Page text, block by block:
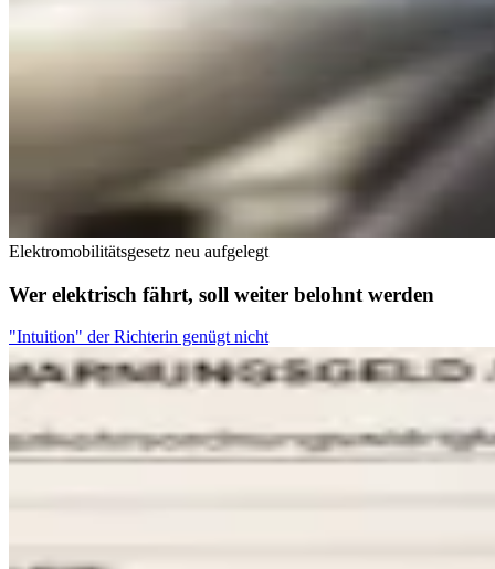
Elektromobilitätsgesetz neu aufgelegt
Wer elektrisch fährt, soll weiter belohnt werden
"Intuition" der Richterin genügt nicht